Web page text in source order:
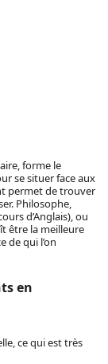
forme le
se situer face aux
permet de trouver
Philosophe,
d’Anglais), ou
être la meilleure
de qui l’on
en
ce qui est très